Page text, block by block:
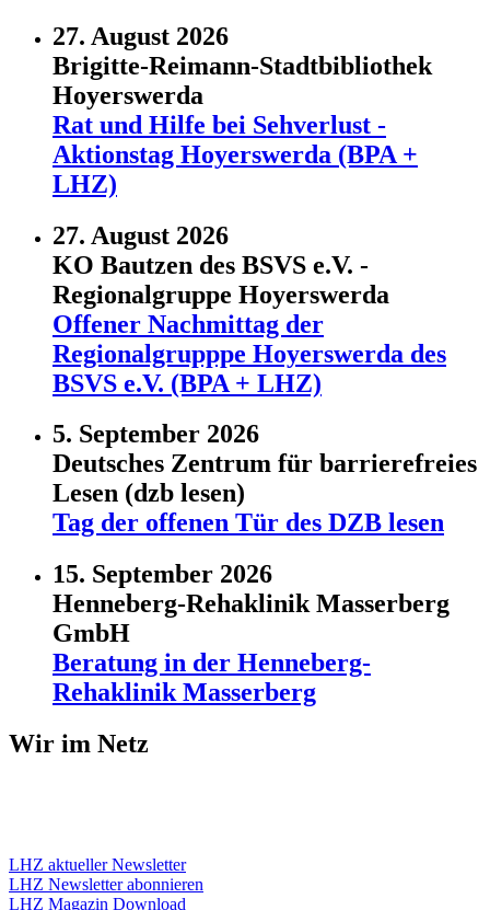
27. August 2026
Brigitte-Reimann-Stadtbibliothek
Hoyerswerda
Rat und Hilfe bei Sehverlust -
Aktionstag Hoyerswerda (BPA +
LHZ)
27. August 2026
KO Bautzen des BSVS e.V. -
Regionalgruppe Hoyerswerda
Offener Nachmittag der
Regionalgrupppe Hoyerswerda des
BSVS e.V. (BPA + LHZ)
5. September 2026
Deutsches Zentrum für barrierefreies
Lesen (dzb lesen)
Tag der offenen Tür des DZB lesen
15. September 2026
Henneberg-Rehaklinik Masserberg
GmbH
Beratung in der Henneberg-
Rehaklinik Masserberg
Wir im Netz
LHZ aktueller Newsletter
LHZ Newsletter abonnieren
LHZ Magazin Download